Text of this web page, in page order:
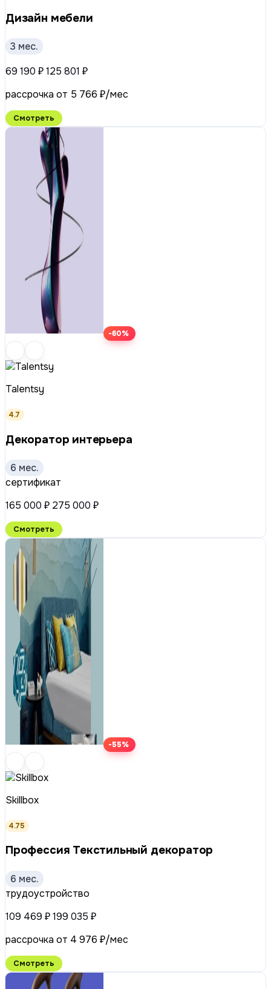
Дизайн мебели
3 мес.
69 190 ₽125 801 ₽
рассрочка от 5 766 ₽/мес
Смотреть
-60%
Talentsy
4.7
Декоратор интерьера
6 мес.
сертификат
165 000 ₽ 275 000 ₽
Смотреть
-55%
Skillbox
4.75
Профессия Текстильный декоратор
6 мес.
трудоустройство
109 469 ₽199 035 ₽
рассрочка от 4 976 ₽/мес
Смотреть